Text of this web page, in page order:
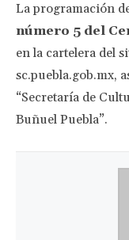
La programación
número 5 del
en la cartelera del
sc.puebla.gob.mx,
“Secretaría de
Buñuel Puebla”.